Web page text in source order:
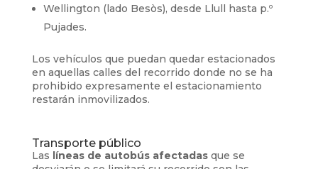
Wellington (lado Besòs), desde Llull hasta p.º
Pujades.
Los vehículos que puedan quedar estacionados
en aquellas calles del recorrido donde no se ha
prohibido expresamente el estacionamiento
restarán inmovilizados.
Transporte público
Las líneas de autobús afectadasque se